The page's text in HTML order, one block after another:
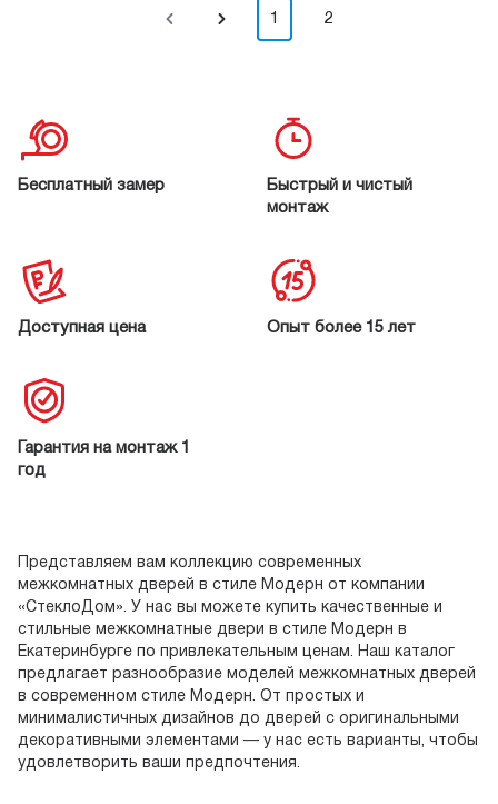
1 2
Бесплатный замер
Быстрый и чистый
монтаж
Доступная цена Опыт более 15 лет
Гарантия на монтаж 1
год
Представляем вам коллекцию современных
межкомнатных дверей в стиле Модерн от компании
«СтеклоДом». У нас вы можете купить качественные и
стильные межкомнатные двери в стиле Модерн в
Екатеринбурге по привлекательным ценам. Наш каталог
предлагает разнообразие моделей межкомнатных дверей
в современном стиле Модерн. От простых и
минималистичных дизайнов до дверей с оригинальными
декоративными элементами — у нас есть варианты, чтобы
удовлетворить ваши предпочтения.